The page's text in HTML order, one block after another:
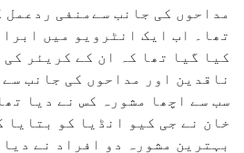
مداحوں کی جانب سےمنفی ردعمل
تھا۔ اب ایک انٹرویو میں
کیا گیا تھا کہ ان کے کریئر کی
ناقدین اور مداحوں کی جانب
سب سے اچھا مشورہ کس نے دیا
خان نے جی کیو انڈیا کو بتایا
بہترین مشورہ دو افراد نے